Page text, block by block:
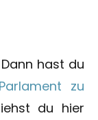
hast du
zu
du hier